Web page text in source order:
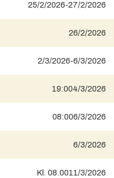
25/2/2026-27/2/2026
26/2/2026
2/3/2026-6/3/2026
19:004/3/2026
08:006/3/2026
6/3/2026
Kl. 08.0011/3/2026